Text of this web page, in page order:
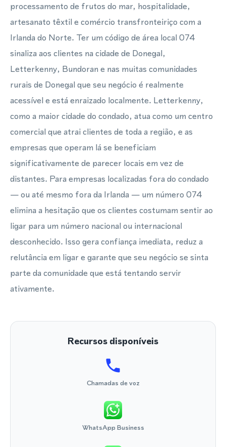
processamento de frutos do mar, hospitalidade,
artesanato têxtil e comércio transfronteiriço com a
Irlanda do Norte. Ter um código de área local 074
sinaliza aos clientes na cidade de Donegal,
Letterkenny, Bundoran e nas muitas comunidades
rurais de Donegal que seu negócio é realmente
acessível e está enraizado localmente. Letterkenny,
como a maior cidade do condado, atua como um centro
comercial que atrai clientes de toda a região, e as
empresas que operam lá se beneficiam
significativamente de parecer locais em vez de
distantes. Para empresas localizadas fora do condado
— ou até mesmo fora da Irlanda — um número 074
elimina a hesitação que os clientes costumam sentir ao
ligar para um número nacional ou internacional
desconhecido. Isso gera confiança imediata, reduz a
relutância em ligar e garante que seu negócio se sinta
parte da comunidade que está tentando servir
ativamente.
Recursos disponíveis
Chamadas de voz
WhatsApp Business